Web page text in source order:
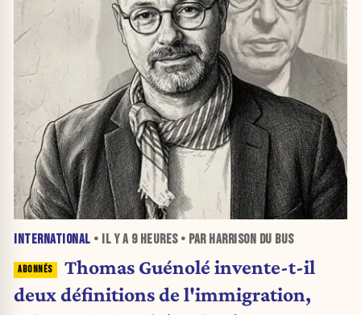
INTERNATIONAL • IL Y A 9 HEURES• PAR HARRISON DU BUS
Thomas Guénolé invente-t-il
deux définitions de l'immigration,